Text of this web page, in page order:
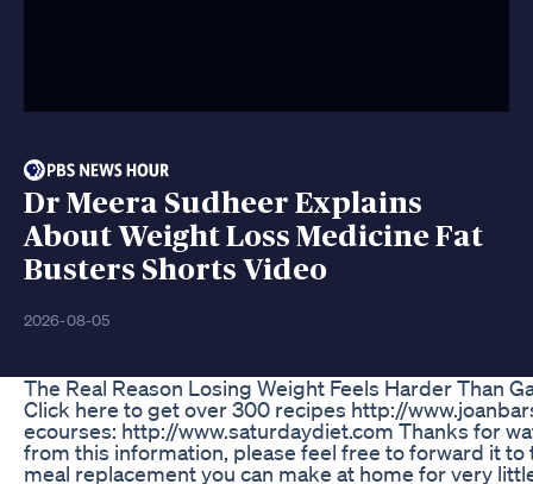
Dr Meera Sudheer Explains
About Weight Loss Medicine Fat
Busters Shorts Video
2026-08-05
The Real Reason Losing Weight Feels Harder Than
Click here to get over 300 recipes http://
ecourses: http://www.saturdaydiet.com Thanks for
from this information, please feel free to forward it to
meal replacement you can make at home for very